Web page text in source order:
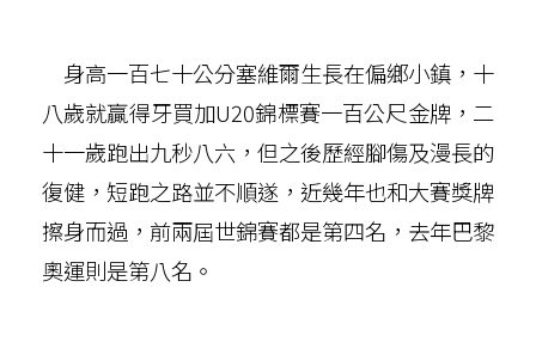
身高一百七十公分塞維爾生長在偏鄉小鎮，十
八歲就贏得牙買加U20錦標賽一百公尺金牌，二
十一歲跑出九秒八六，但之後歷經腳傷及漫長的
復健，短跑之路並不順遂，近幾年也和大賽獎牌
擦身而過，前兩屆世錦賽都是第四名，去年巴黎
奧運則是第八名。